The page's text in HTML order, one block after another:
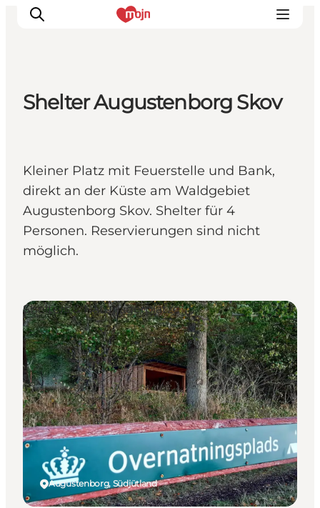
Events
Übernachtung
Plane deine Reise
Booking
Shelter Augustenborg Skov
Kleiner Platz mit Feuerstelle und Bank,
direkt an der Küste am Waldgebiet
Augustenborg Skov. Shelter für 4
Personen. Reservierungen sind nicht
möglich.
Augustenborg, Südjütland
Shelters & Naturlagerplätze